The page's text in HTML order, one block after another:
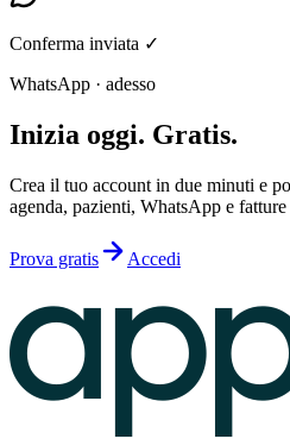
Conferma inviata ✓
WhatsApp · adesso
Inizia oggi. Gratis.
Crea il tuo account in due minuti e
agenda, pazienti, WhatsApp e
Prova gratis Accedi